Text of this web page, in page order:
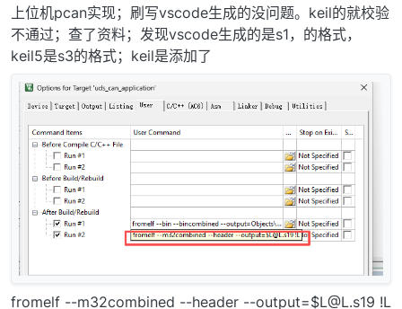
上位机pcan实现；刷写vscode生成的没问题。keil的就校验
不通过；查了资料；发现vscode生成的是s1，的格式，
keil5是s3的格式；keil是添加了
fromelf --m32combined --header --output=$L@L.s19 !L